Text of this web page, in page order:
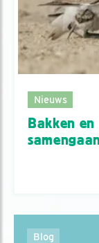
Nieuws
Bakken
Blog